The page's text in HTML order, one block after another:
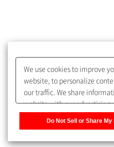
めします。
My SHIMADZU for Analytical
取扱説明書・Webinarなどの
うになります。
We use cookies to improve
website, to personalize
our traffic. We share
website with our advertising
Do Not Sell or Share